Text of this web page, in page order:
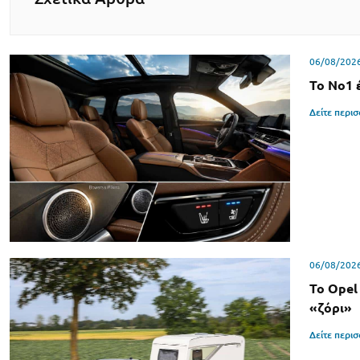
06/08/
Το Νο1
Δείτε
06/08/
Το Opel
«ζόρι»
Δείτε